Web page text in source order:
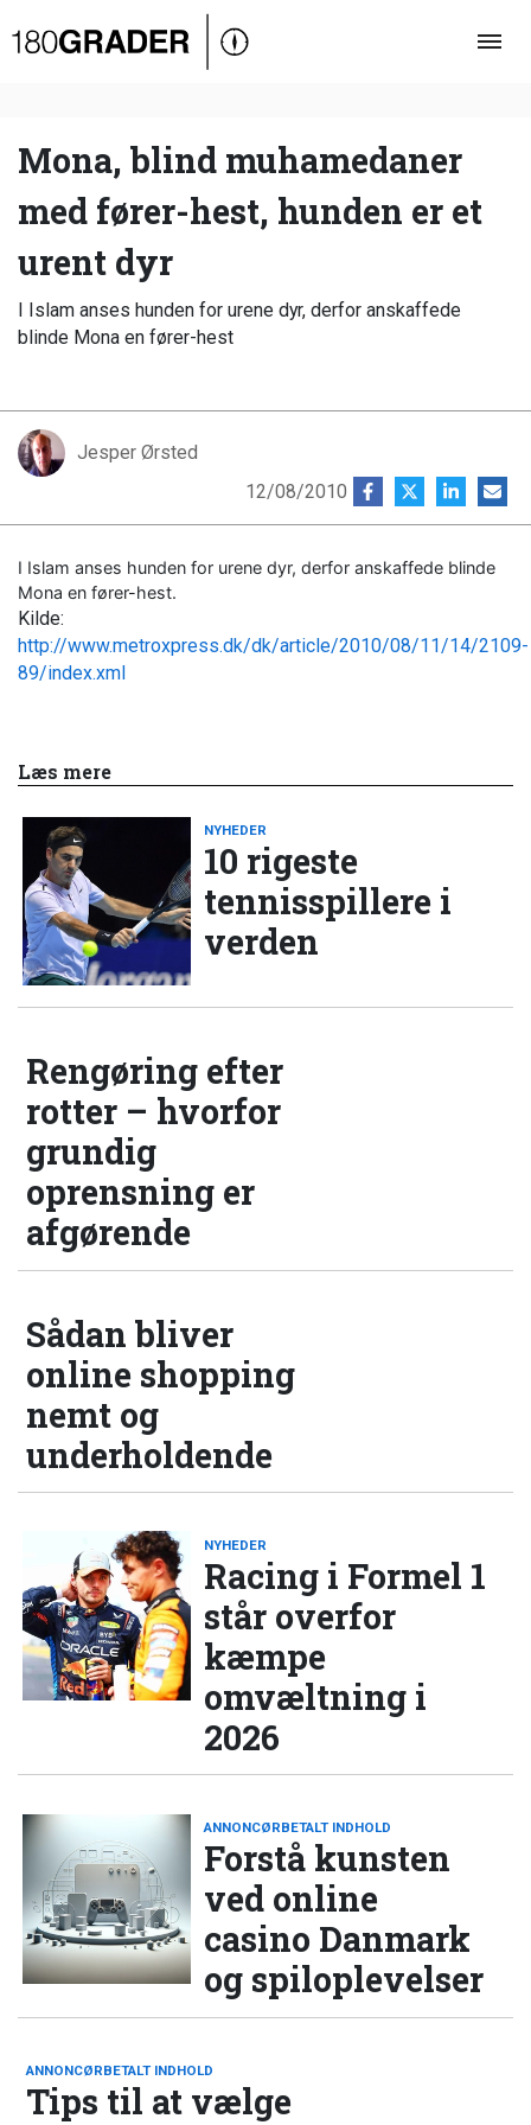
Oversigt
Debat
Video
Podcast
Mona, blind muhamedaner
med fører-hest, hunden er et
urent dyr
I Islam anses hunden for urene dyr, derfor anskaffede
blinde Mona en fører-hest
Jesper Ørsted
12/08/2010
I Islam anses hunden for urene dyr, derfor anskaffede blinde
Mona en fører-hest.
Kilde:
http://www.metroxpress.dk/dk/article/2010/08/11/14/2109-
89/index.xml
Læs mere
NYHEDER
10 rigeste
tennisspillere i
verden
Rengøring efter
rotter – hvorfor
grundig
oprensning er
afgørende
Sådan bliver
online shopping
nemt og
underholdende
NYHEDER
Racing i Formel 1
står overfor
kæmpe
omvæltning i
2026
ANNONCØRBETALT INDHOLD
Forstå kunsten
ved online
casino Danmark
og spiloplevelser
ANNONCØRBETALT INDHOLD
Tips til at vælge